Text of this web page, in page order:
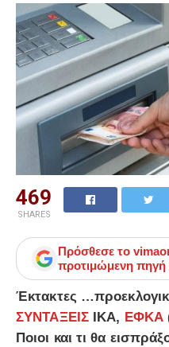
469
SHARES
Πρόσθεσε το
προτιμώμενη πηγή
Έκτακτες
ΣΥΝΤΑΞΕΙΣΙΚΑ, ΕΦΚΑ
Ποιοι και τι θα